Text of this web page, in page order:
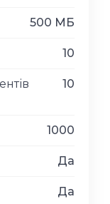
500 МБ
10
10
1000
Да
Да